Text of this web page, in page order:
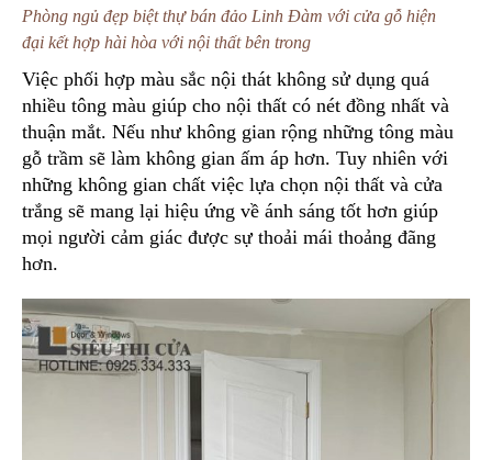
Phòng ngủ đẹp biệt thự bán đảo Linh Đàm với cửa gỗ hiện
đại kết hợp hài hòa với nội thất bên trong
Việc phối hợp màu sắc nội thát không sử dụng quá
nhiều tông màu giúp cho nội thất có nét đồng nhất và
thuận mắt. Nếu như không gian rộng những tông màu
gỗ trầm sẽ làm không gian ấm áp hơn. Tuy nhiên với
những không gian chất việc lựa chọn nội thất và cửa
trắng sẽ mang lại hiệu ứng về ánh sáng tốt hơn giúp
mọi người cảm giác được sự thoải mái thoảng đãng
hơn.